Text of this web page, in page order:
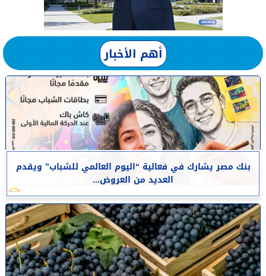
أهم الأخبار
بنك مصر يشارك في فعالية “اليوم العالمي للشباب” ويقدم
العديد من العروض...